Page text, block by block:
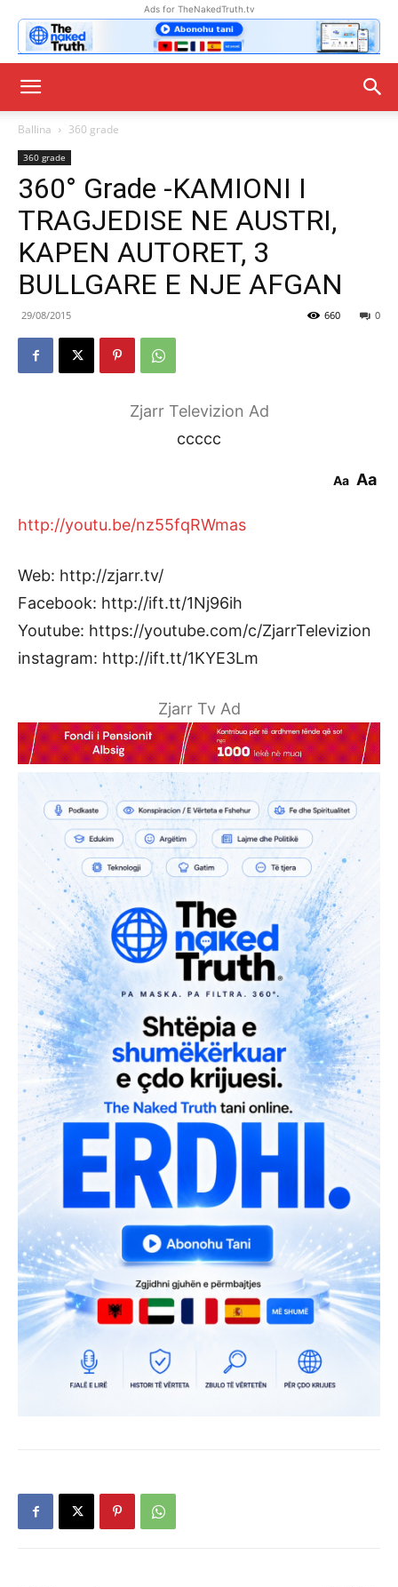
Ads for TheNakedTruth.tv
Ballina 360 grade
360 grade
360° Grade -KAMIONI I
TRAGJEDISE NE AUSTRI,
KAPEN AUTORET, 3
BULLGARE E NJE AFGAN
29/08/2015 0
660
Zjarr Televizion Ad
ccccc
Aa Aa
http://youtu.be/nz55fqRWmas
Web: http://zjarr.tv/
Facebook: http://ift.tt/1Nj96ih
Youtube: https://youtube.com/c/ZjarrTelevizion
instagram: http://ift.tt/1KYE3Lm
Zjarr Tv Ad